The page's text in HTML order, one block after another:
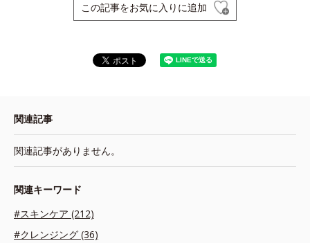
この記事をお気に入りに追加
関連記事
関連記事がありません。
関連キーワード
#スキンケア (212)
#クレンジング (36)